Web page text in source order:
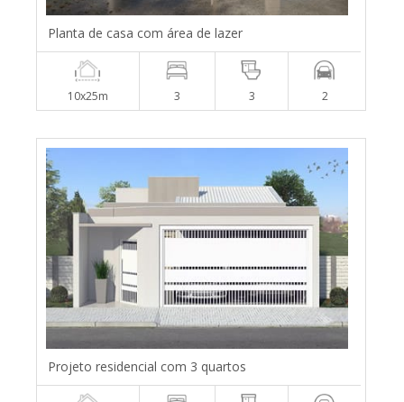
Planta de casa com área de lazer
10x25m 3 3 2
Projeto residencial com 3 quartos